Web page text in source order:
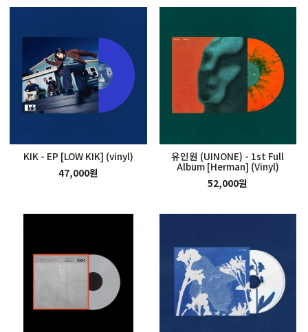
KIK - EP [LOW KIK] (vinyl)
47,000원
유인원 (UINONE) - 1st Full
Album [Herman] (Vinyl)
52,000원